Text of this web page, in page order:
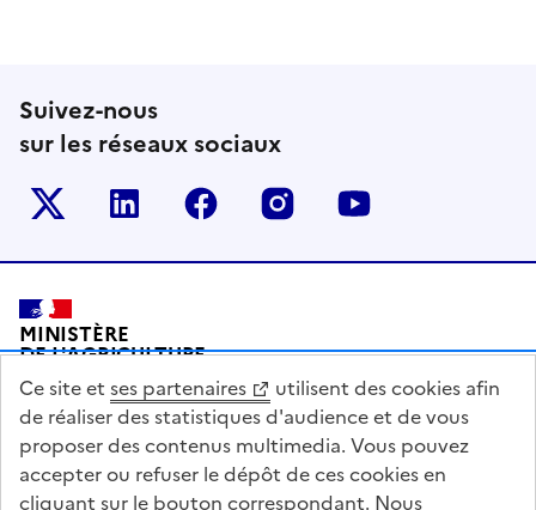
Suivez-nous
sur les réseaux sociaux
Le ministère sur Twitter
Le ministère sur LinkedIn
Le ministère sur Facebook
Le ministère sur
Pied de page
MINISTÈRE
DE L'AGRICULTURE
DE L'AGRO-ALIMENTAIRE
ET DE LA SOUVERAINETÉ
ALIMENTAIRE
Ce site et ses partenaires
utilisent des cookies afin
de réaliser des statistiques d'audience et de vous
proposer des contenus multimedia. Vous pouvez
accepter ou refuser le dépôt de ces cookies en
cliquant sur le bouton correspondant. Nous